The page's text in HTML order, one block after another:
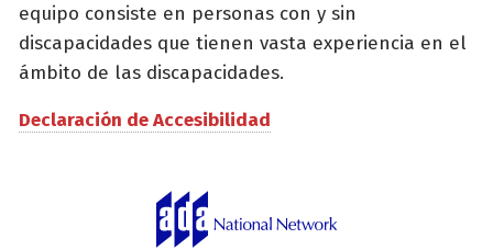
equipo consiste en personas con y sin
discapacidades que tienen vasta experiencia en el
ámbito de las discapacidades.
Declaración de Accesibilidad